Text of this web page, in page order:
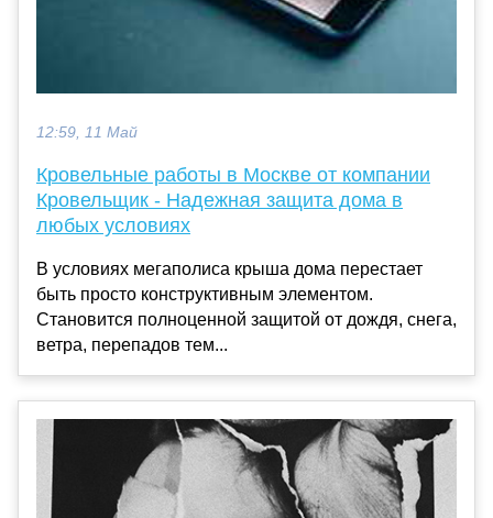
12:59, 11 Май
Кровельные работы в Москве от компании
Кровельщик - Надежная защита дома в
любых условиях
В условиях мегаполиса крыша дома перестает
быть просто конструктивным элементом.
Становится полноценной защитой от дождя, снега,
ветра, перепадов тем...